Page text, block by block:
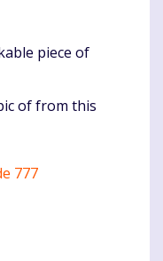
piece of
of from this
777